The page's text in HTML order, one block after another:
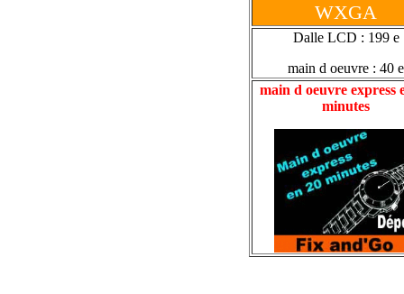
WXGA
Dalle LCD : 199 e
main d oeuvre : 40 e
main d oeuvre express
minutes